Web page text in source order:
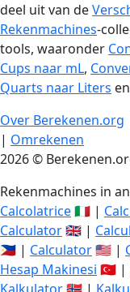
deel uit van de
Rekenmachines-
tools, waaronder
Cups naar mL,
Quarts naar Liters en
Over Berekenen.org
| Omrekenen
2026 ©
Rekenmachines in
Calcolatrice🇮🇹 |
Calculator🇬🇧 |
🇵🇭 | Calculator🇺🇸 |
Hesap Makinesi 🇹🇷 |